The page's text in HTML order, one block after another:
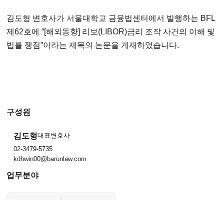
김도형 변호사가 서울대학교 금융법센터에서 발행하는 BFL
제62호에 “[해외동향] 리보 (LIBOR)금리 조작 사건의 이해 및
법률 쟁점”이라는 제목의 논문을 게재하였습니다.
구성원
김도형대표변호사
02-3479-5735
kdhwin00@barunlaw.com
업무분야